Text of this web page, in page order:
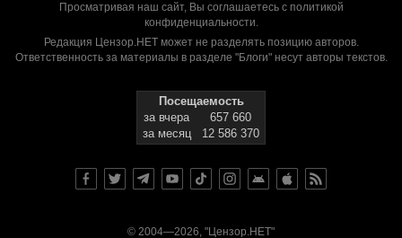
Просматривая наш сайт, Вы соглашаетесь с политикой
конфиденциальности.
Редакция Цензор.НЕТ может не разделять позицию авторов.
Ответственность за материалы в разделе "Блоги" несут авторы текстов.
Посещаемость
за вчера
657 660
за месяц
12 586 370
© 2004—2026, "Цензор.НЕТ"